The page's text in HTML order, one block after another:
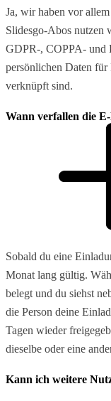
Ja, wir haben vor
Slidesgo-Abos nutzen
GDPR-, COPPA- und
persönlichen Daten
verknüpft sind.
Wann verfallen die
Sobald du eine
Monat lang gültig.
belegt und du siehst
die Person deine
Tagen wieder
dieselbe oder eine
Kann ich weitere